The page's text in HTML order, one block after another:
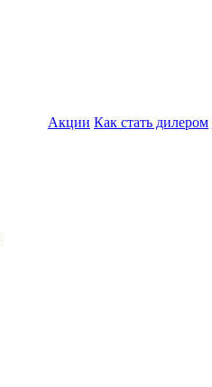
Акции Как стать дилером